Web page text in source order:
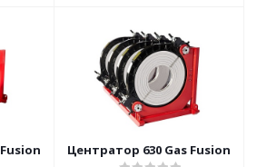
Центратор 630 Gas Fusion